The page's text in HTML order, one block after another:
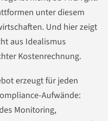
unter diesem
Und hier zeigt
aus Idealismus
Kostenrechnung.
erzeugt für jeden
Aufwände:
Monitoring,